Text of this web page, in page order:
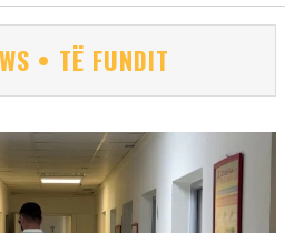
• TË FUNDIT